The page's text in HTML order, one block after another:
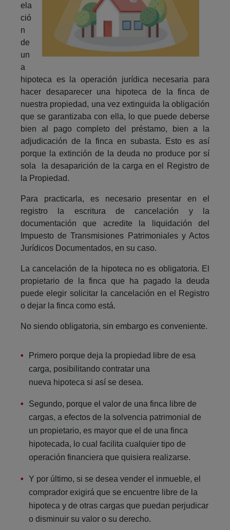
ela
ció
n
de
un
a
hipoteca es la operación jurídica necesaria para
hacer desaparecer una hipoteca de la finca de
nuestra propiedad, una vez extinguida la obligación
que se garantizaba con ella, lo que puede deberse
bien al pago completo del préstamo, bien a la
adjudicación de la finca en subasta. Esto es así
porque la extinción de la deuda no produce por sí
sola la desaparición de la carga en el Registro de
la Propiedad.
Para practicarla, es necesario presentar en el
registro la escritura de cancelación y la
documentación que acredite la liquidación del
Impuesto de Transmisiones Patrimoniales y Actos
Jurídicos Documentados, en su caso.
La cancelación de la hipoteca no es obligatoria. El
propietario de la finca que ha pagado la deuda
puede elegir solicitar la cancelación en el Registro
o dejar la finca como está.
No siendo obligatoria, sin embargo es conveniente.
Primero porque deja la propiedad libre de esa
carga, posibilitando contratar una
nueva hipoteca si así se desea.
Segundo, porque el valor de una finca libre de
cargas, a efectos de la solvencia patrimonial de
un propietario, es mayor que el de una finca
hipotecada, lo cual facilita cualquier tipo de
operación financiera que quisiera realizarse.
Y por último, si se desea vender el inmueble, el
comprador exigirá que se encuentre libre de la
hipoteca y de otras cargas que puedan perjudicar
o disminuir su valor o su derecho.